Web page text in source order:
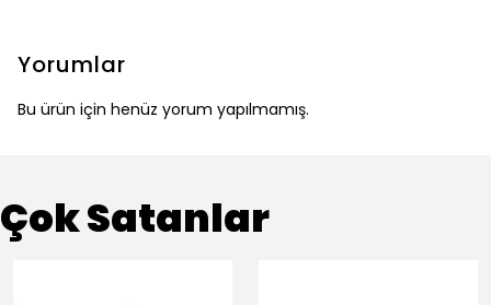
Yorumlar
Bu ürün için henüz yorum yapılmamış.
Çok Satanlar